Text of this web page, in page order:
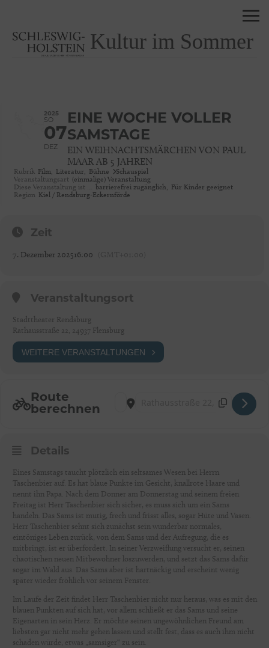
Kultur im Sommer
2025
SO
07
DEZ
EINE WOCHE VOLLER
SAMSTAGE
EIN WEIHNACHTSMÄRCHEN VON PAUL
MAAR AB 5 JAHREN
Rubrik Film, Literatur, Bühne
Schauspiel
Veranstaltungsart (einmalige) Veranstaltung
Diese Veranstaltung ist … barrierefrei zugänglich, Für Kinder geeignet
Region Kiel / Rendsburg-Eckernförde
Zeit
7. Dezember 202516:00
Veranstaltungsort
Stadttheater Rendsburg
Rathausstraße 22, 24937 Flensburg
WEITERE VERANSTALTUNGEN
Route
berechnen
Address - Eine Woche voller Samstage
Destination Address - Eine Woche
Details
Eines Samstags taucht plötzlich ein seltsames Wesen bei Herrn
Taschenbier auf. Es hat blaue Punkte im Gesicht, knallrote Haare und
nennt ihn Papa. Nach dem Donner am Donnerstag und seinem freien
Freitag ist Herr Taschenbier sich sicher, es muss sich um ein Sams
handeln. Das Sams ist mutig, frech und frisst alles, sogar Hüte und Vasen.
Herr Taschenbier sehnt sich zunächst sein wunderbar normales,
eintöniges Leben zurück, von dem Sams und der Aufregung, die es
mitbringt, ist er überfordert. In seiner Verzweiflung versucht er, seinen
chaotischen neuen Mitbewohner loszuwerden, und setzt das Sams dafür
sogar im Wald aus. Das Sams aber ist hartnäckig und erscheint wenig
später wieder fröhlich vor seinem Fenster.
Im Laufe der Zeit findet Herr Taschenbier nicht nur heraus, was es mit den
blauen Punkten auf sich hat, vor allem schließt er das Sams und seine
Eigenarten in sein Herz. Er möchte seinen ungewöhnlichen Freund am
liebsten gar nicht mehr gehen lassen und stellt fest, dass es auch ihm nicht
schaden würde, etwas „samsiger“ zu sein.